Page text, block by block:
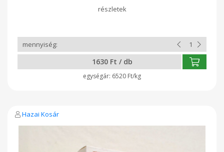
annak kiegészítésére. A természetes összetevőkből, és a
superfoodnak minősülő kiváló minőségű zabpehelyből
(g):11,5, TELÍTETT ZSÍR (g) :17, SZÉNHIDRÁT (g): 52,7- CUKOR (g):
20 FEHÉRJE (g) : 10,2 ROST (g): 10,8 SÓ (g), 0,25 Gyártó: GOF
Hungary Kft. - Nyíregyháza GLUTÉNMENTES
1630 Ft / db
6520 Ft/kg
Hazai Kosár